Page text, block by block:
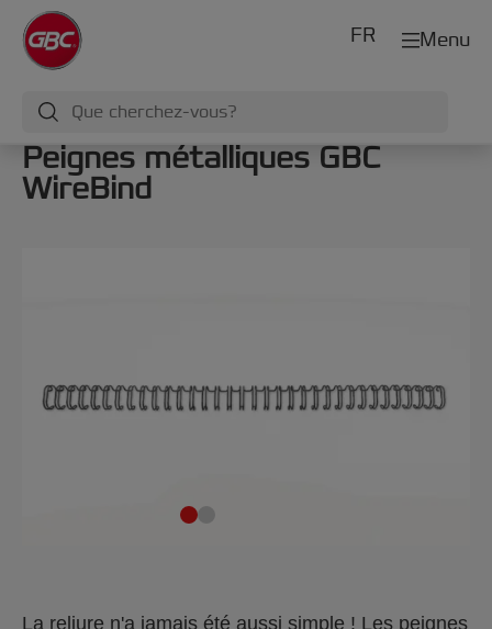
Menu
FR
Peignes métalliques GBC
WireBind
La reliure n'a jamais été aussi simple ! Les peignes